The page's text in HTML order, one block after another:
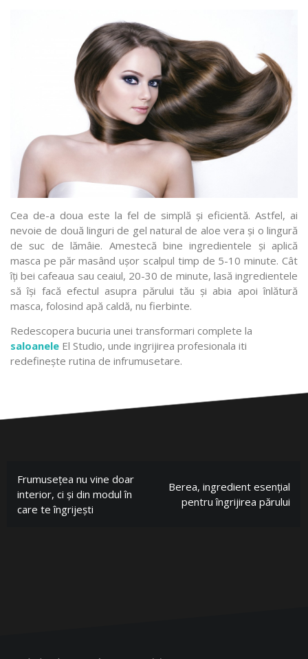
Cea de-a doua este la fel de simplă și eficientă. Astfel, ai
nevoie de două linguri de gel natural de aloe vera și o lingură
de suc de lămâie. Amestecă bine ingredientele și aplică
masca pe păr masând ușor scalpul timp de 5-10 minute. Cât
îți bei cafeaua sau ceaiul, 20-30 de minute, lasă ingredientele
să își facă efectul asupra părului tău și abia apoi înlătură
masca, folosind apă caldă, nu fierbinte.
Redescopera bucuria unei transformari complete la
saloanele El Studio, unde ingrijirea profesionala iti
redefineşte rutina de infrumusetare.
Frumusețea nu vine doar
interior, ci și din modul în
care te îngrijești
Berea, ingredient esențial
pentru îngrijirea părului